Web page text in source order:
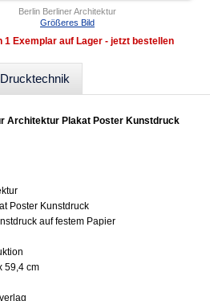
Berlin Berliner Architektur
Größeres Bild
1 Exemplar auf Lager - jetzt bestellen
Drucktechnik
Architektur Plakat Poster Kunstdruck
Poster Kunstdruck
auf festem Papier
59,4 cm